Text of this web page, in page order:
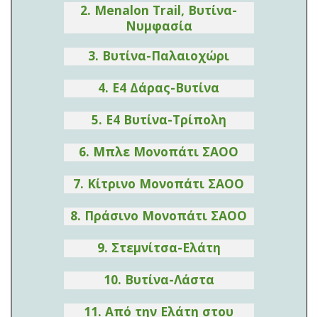
2. Menalon Trail, Βυτίνα-
Νυμφασία
3. Βυτίνα-Παλαιοχώρι
4. E4 Δάρας-Βυτίνα
5. E4 Βυτίνα-Τρίπολη
6. Μπλε Μονοπάτι ΣΑΟΟ
7. Κίτρινο Μονοπάτι ΣΑΟΟ
8. Πράσινο Μονοπάτι ΣΑΟΟ
9. Στεμνίτσα-Ελάτη
10. Βυτίνα-Λάστα
11. Από την Ελάτη στου